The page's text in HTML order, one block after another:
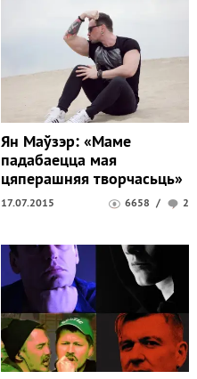
Ян Маўзэр: «Маме
падабаецца мая
цяперашняя творчасьць»
6658 / 2
17.07.2015